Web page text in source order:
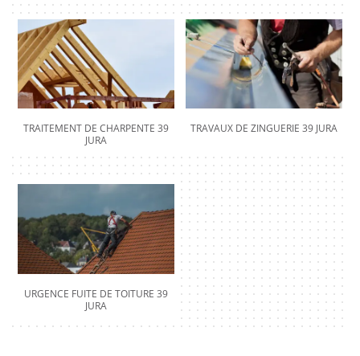
TRAITEMENT DE CHARPENTE 39
JURA
TRAVAUX DE ZINGUERIE 39 JURA
URGENCE FUITE DE TOITURE 39
JURA